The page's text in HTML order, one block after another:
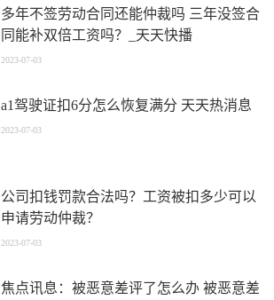
多年不签劳动合同还能仲裁吗 三年没签合
同能补双倍工资吗？_天天快播
2023-07-03
a1驾驶证扣6分怎么恢复满分 天天热消息
2023-07-03
公司扣钱罚款合法吗？工资被扣多少可以
申请劳动仲裁？
2023-07-03
焦点讯息：被恶意差评了怎么办 被恶意差